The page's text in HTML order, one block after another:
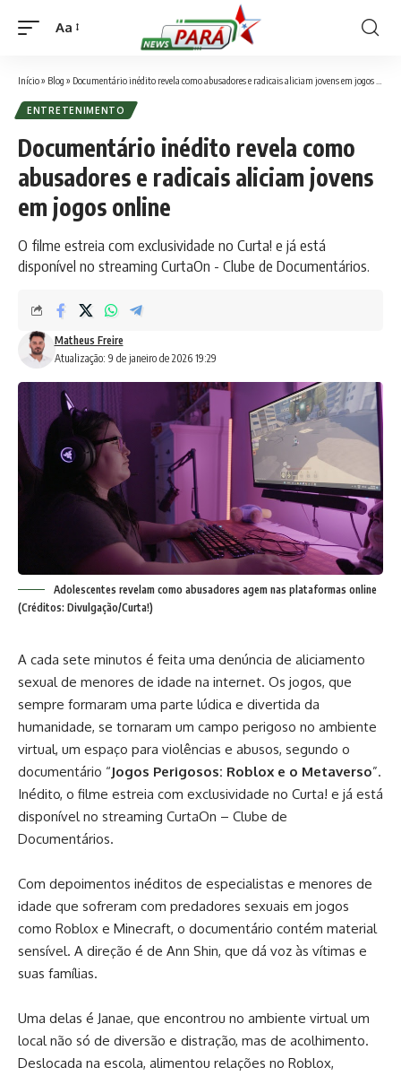
Font
Aa
Início» Blog » Documentário inédito revela como abusadores e radicais aliciam jovens em jogos online
ENTRETENIMENTO
Documentário inédito revela como
abusadores e radicais aliciam jovens
em jogos online
O filme estreia com exclusividade no Curta! e já está
disponível no streaming CurtaOn - Clube de Documentários.
Atualização: 9 de janeiro de 2026 19:29
Matheus Freire
Adolescentes revelam como abusadores agem nas plataformas online
(Créditos: Divulgação/Curta!)
A cada sete minutos é feita uma denúncia de aliciamento
sexual de menores de idade na internet. Os jogos, que
sempre formaram uma parte lúdica e divertida da
humanidade, se tornaram um campo perigoso no ambiente
virtual, um espaço para violências e abusos, segundo o
documentário “Jogos Perigosos: Roblox e o Metaverso”.
Inédito, o filme estreia com exclusividade no Curta! e já está
disponível no streaming CurtaOn – Clube de
Documentários.
Com depoimentos inéditos de especialistas e menores de
idade que sofreram com predadores sexuais em jogos
como Roblox e Minecraft, o documentário contém material
sensível. A direção é de Ann Shin, que dá voz às vítimas e
suas famílias.
Uma delas é Janae, que encontrou no ambiente virtual um
local não só de diversão e distração, mas de acolhimento.
Deslocada na escola, alimentou relações no Roblox,